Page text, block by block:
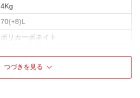
4Kg
70(+8)L
ポリカーボネイト
TSAロック搭載
つづきを見る